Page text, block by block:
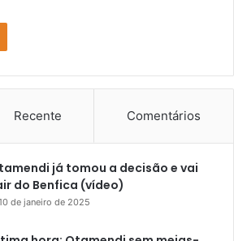
Recente Comentários
já tomou a decisão e vai
do Benfica (vídeo)
de janeiro de 2025